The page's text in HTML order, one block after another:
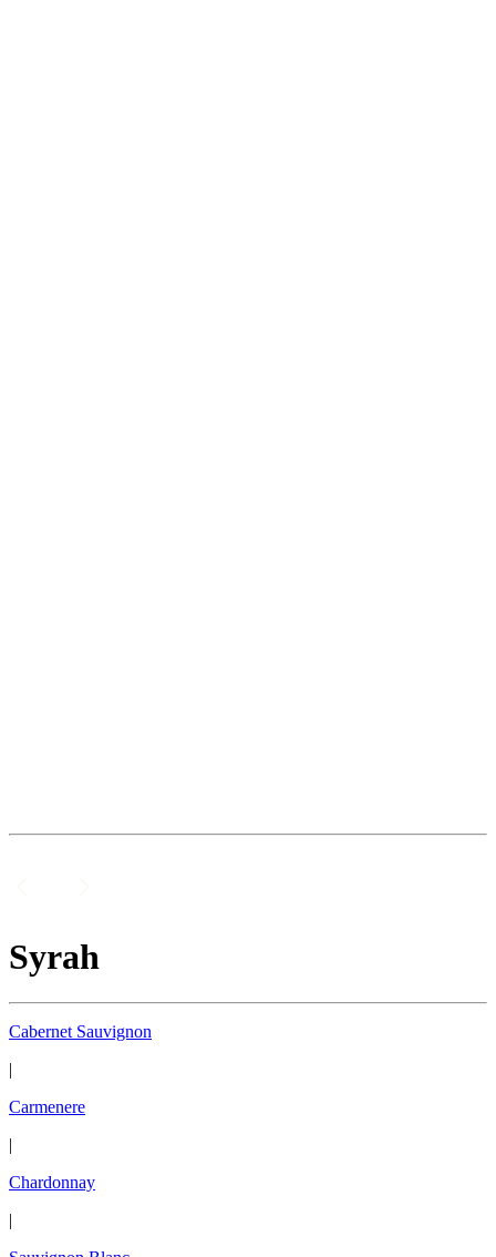
Syrah
Cabernet Sauvignon
|
Carmenere
|
Chardonnay
|